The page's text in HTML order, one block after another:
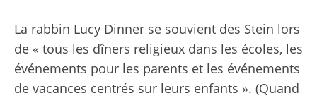
La rabbin Lucy Dinner se souvient des Stein lors
de « tous les dîners religieux dans les écoles, les
événements pour les parents et les événements
de vacances centrés sur leurs enfants ». (Quand